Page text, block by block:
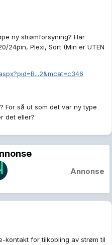
ny strømforsyning? Har
24pin, Plexi, Sort (Min er UTEN
For så ut som det var ny type
det eller?
Annonse
kontakt for tilkobling av strøm til